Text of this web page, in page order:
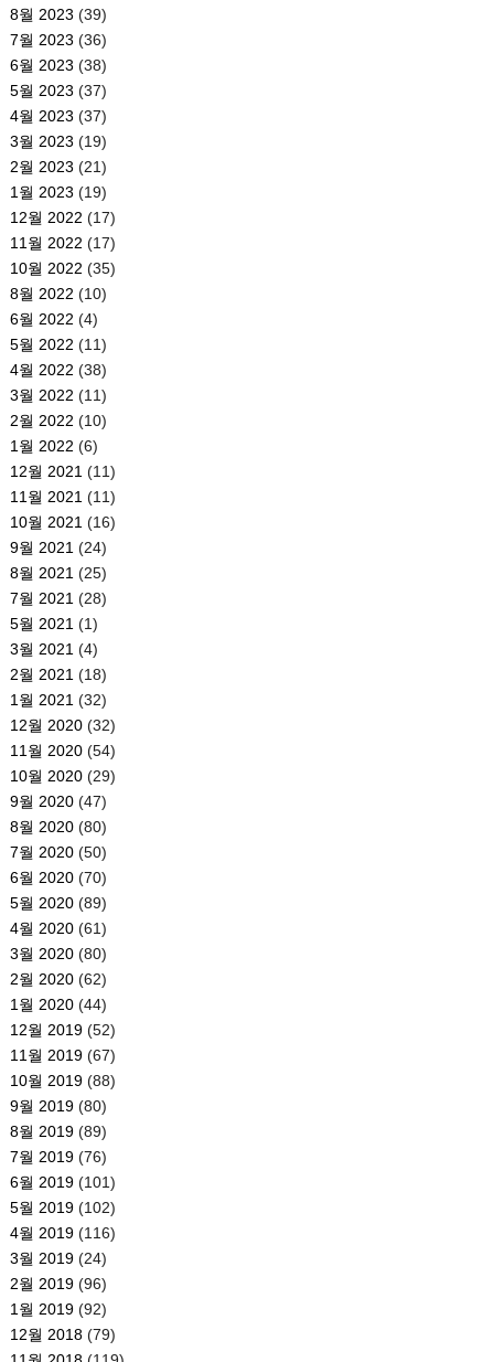
8월 2023 (39)
7월 2023 (36)
6월 2023 (38)
5월 2023 (37)
4월 2023 (37)
3월 2023 (19)
2월 2023 (21)
1월 2023 (19)
12월 2022 (17)
11월 2022 (17)
10월 2022 (35)
8월 2022 (10)
6월 2022 (4)
5월 2022 (11)
4월 2022 (38)
3월 2022 (11)
2월 2022 (10)
1월 2022 (6)
12월 2021 (11)
11월 2021 (11)
10월 2021 (16)
9월 2021 (24)
8월 2021 (25)
7월 2021 (28)
5월 2021 (1)
3월 2021 (4)
2월 2021 (18)
1월 2021 (32)
12월 2020(32)
11월 2020(54)
10월 2020(29)
9월 2020(47)
8월 2020(80)
7월 2020(50)
6월 2020(70)
5월 2020(89)
4월 2020(61)
3월 2020(80)
2월 2020(62)
1월 2020(44)
12월 2019(52)
11월 2019(67)
10월 2019(88)
9월 2019(80)
8월 2019(89)
7월 2019(76)
6월 2019(101)
5월 2019(102)
4월 2019(116)
3월 2019(24)
2월 2019(96)
1월 2019(92)
12월 2018(79)